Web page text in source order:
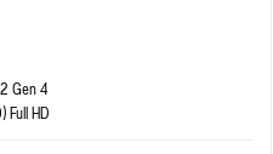
Gen 4
Full HD